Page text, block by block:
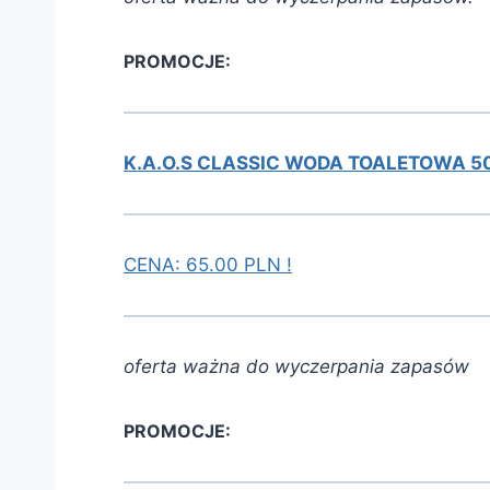
PROMOCJE:
K.A.O.S CLASSIC WODA TOALETOWA
CENA: 65.00 PLN !
oferta ważna do wyczerpania zapasów
PROMOCJE: